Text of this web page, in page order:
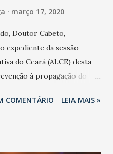
março 17, 2020
Doutor Cabeto,
expediente da sessão
do Ceará (ALCE) desta
à propagação do
na contenção da
COMENTÁRIO LEIA MAIS »